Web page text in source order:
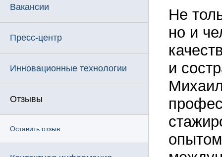
Вакансии
Пресс-центр
Инновационные технологии
Отзывы
Оставить отзыв
Не
но и
и